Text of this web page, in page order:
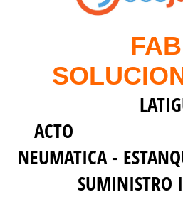
ACTO
NEUMATICA -
SUMINISTRO